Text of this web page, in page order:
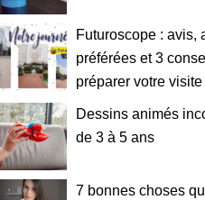
Futuroscope : avis,
préférées et 3
préparer votre visite
Dessins animés
de 3 à 5 ans
7 bonnes choses